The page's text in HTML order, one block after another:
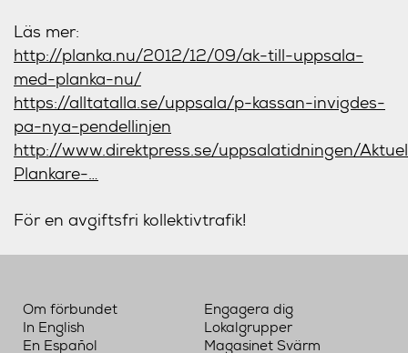
Läs mer:
http://planka.nu/2012/12/09/ak-till-uppsala-
med-planka-nu/
https://alltatalla.se/uppsala/p-kassan-invigdes-
pa-nya-pendellinjen
http://www.direktpress.se/uppsalatidningen/
Plankare-…
För en avgiftsfri kollektivtrafik!
Om förbundet
In English
En Español
Engagera dig
Lokalgrupper
Magasinet Svärm